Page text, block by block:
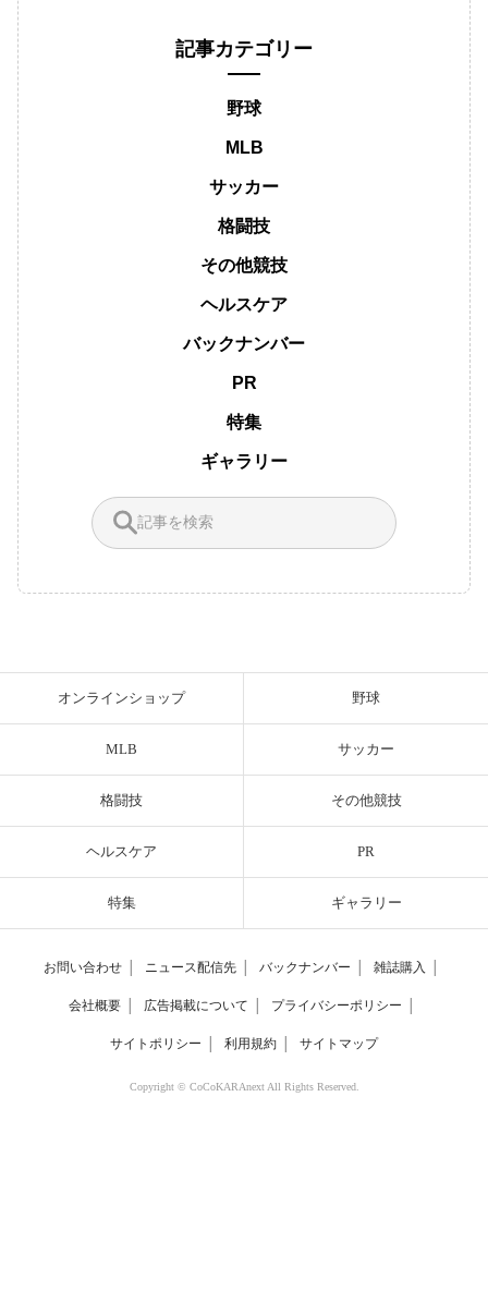
記事カテゴリー
野球
MLB
サッカー
格闘技
その他競技
ヘルスケア
バックナンバー
PR
特集
ギャラリー
オンラインショップ 野球
MLB サッカー
格闘技 その他競技
ヘルスケア PR
特集 ギャラリー
お問い合わせ ニュース配信先 バックナンバー 雑誌購入
会社概要 広告掲載について プライバシーポリシー
サイトポリシー 利用規約 サイトマップ
Copyright © CoCoKARAnext All Rights Reserved.